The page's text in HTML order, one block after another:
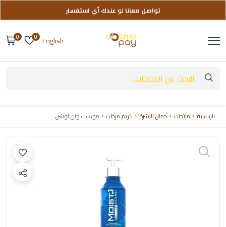
تواصل معانا لو عندك أي استفسار
توصيل مجاني على طلباتك فوق 999 ج
English
0
0
الرئيسية منتجات جمال البشرة كريم مرطب مويست وان لوشن